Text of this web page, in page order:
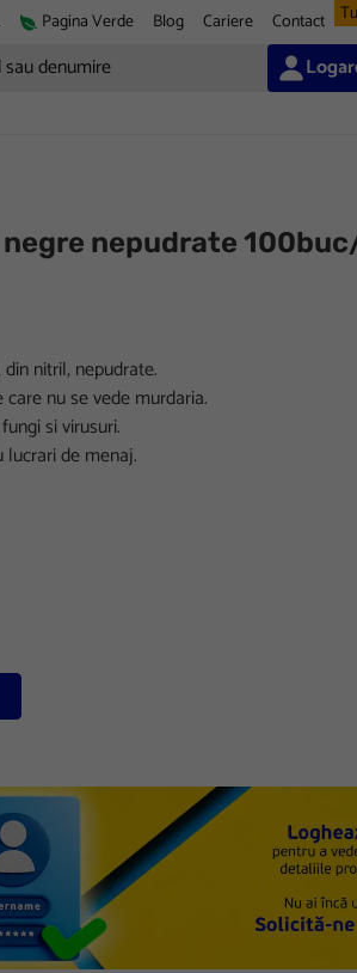
Pagina Verde Blog Cariere Contact
nepudrate
nitril, nepudrate.
nu se vede murdaria.
si virusuri.
de menaj.